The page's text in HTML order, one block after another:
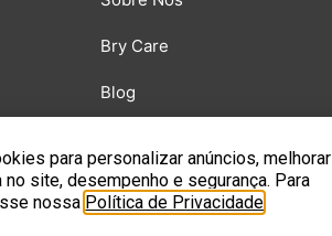
Bry Care
Blog
Aplicações
para personalizar anúncios, melhorar
no site, desempenho e segurança. Para
nossa Política de Privacidade